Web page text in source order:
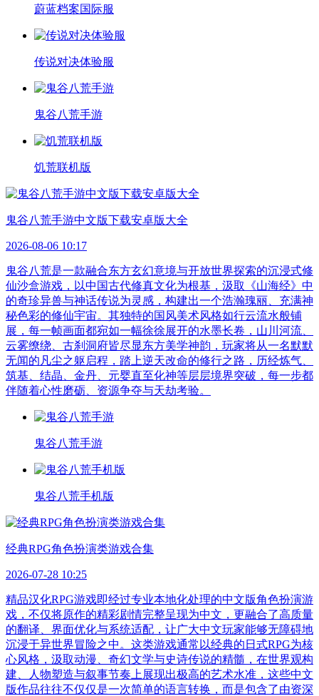
蔚蓝档案国际服
传说对决体验服
鬼谷八荒手游
饥荒联机版
鬼谷八荒手游中文版下载安卓版大全
2026-08-06 10:17
鬼谷八荒是一款融合东方玄幻意境与开放世界探索的沉浸式修
仙沙盒游戏，以中国古代修真文化为根基，汲取《山海经》中
的奇珍异兽与神话传说为灵感，构建出一个浩瀚瑰丽、充满神
秘色彩的修仙宇宙。其独特的国风美术风格如行云流水般铺
展，每一帧画面都宛如一幅徐徐展开的水墨长卷，山川河流、
云雾缭绕、古刹洞府皆尽显东方美学神韵，玩家将从一名默默
无闻的凡尘之躯启程，踏上逆天改命的修行之路，历经炼气、
筑基、结晶、金丹、元婴直至化神等层层境界突破，每一步都
伴随着心性磨砺、资源争夺与天劫考验。
鬼谷八荒手游
鬼谷八荒手机版
经典RPG角色扮演类游戏合集
2026-07-28 10:25
精品汉化RPG游戏即经过专业本地化处理的中文版角色扮演游
戏，不仅将原作的精彩剧情完整呈现为中文，更融合了高质量
的翻译、界面优化与系统适配，让广大中文玩家能够无障碍地
沉浸于异世界冒险之中。这类游戏通常以经典的日式RPG为核
心风格，汲取动漫、奇幻文学与史诗传说的精髓，在世界观构
建、人物塑造与叙事节奏上展现出极高的艺术水准，这些中文
版作品往往不仅仅是一次简单的语言转换，而是包含了由资深